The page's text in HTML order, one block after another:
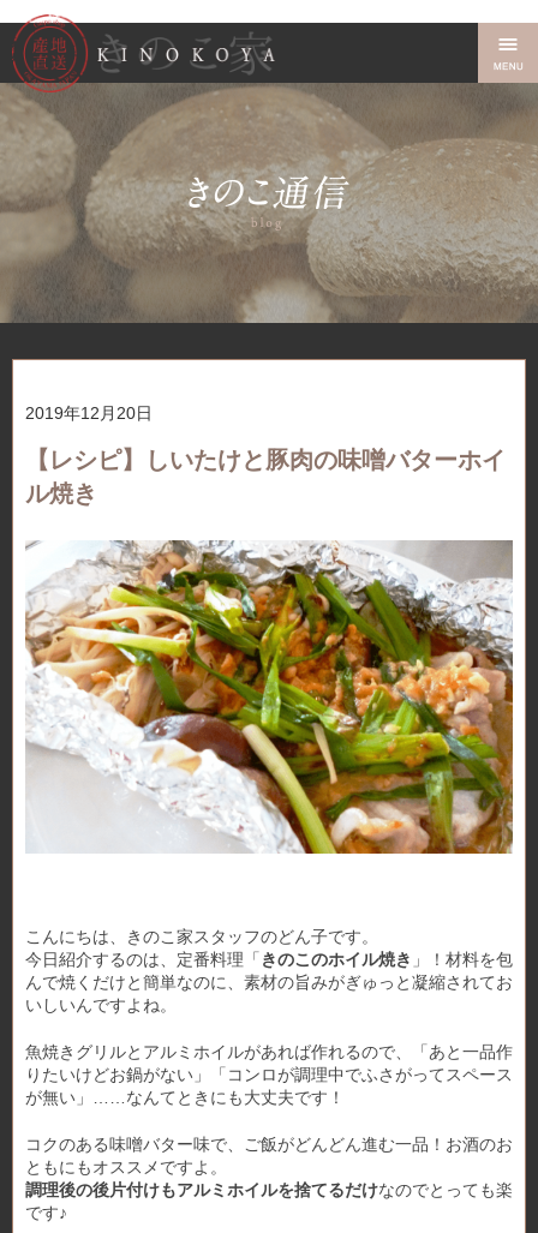
2019年12月20日
【レシピ】しいたけと豚肉の味噌バターホイ
ル焼き
こんにちは、きのこ家スタッフのどん子です。
今日紹介するのは、定番料理「 きのこのホイル焼き 」！材料を包
んで焼くだけと簡単なのに、素材の旨みがぎゅっと凝縮されてお
いしいんですよね。
魚焼きグリルとアルミホイルがあれば作れるので、「あと一品作
りたいけどお鍋がない」「コンロが調理中でふさがってスペース
が無い」……なんてときにも大丈夫です！
コクのある味噌バター味で、ご飯がどんどん進む一品！お酒のお
ともにもオススメですよ。
調理後の後片付けもアルミホイルを捨てるだけなのでとっても楽
です♪